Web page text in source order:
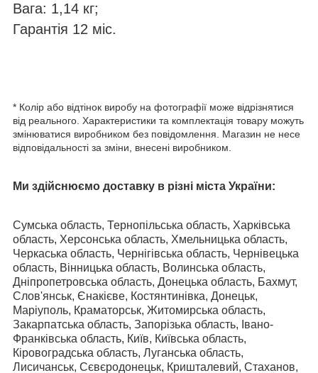
Вага: 1,14 кг;
Гарантія 12 міс.
* Колір або відтінок виробу на фотографії може відрізнятися
від реального. Характеристики та комплектація товару можуть
змінюватися виробником без повідомлення. Магазин не несе
відповідальності за зміни, внесені виробником.
Ми здійснюємо доставку в різні міста України:
Сумська область, Тернопільська область, Харківська
область, Херсонська область, Хмельницька область,
Черкаська область, Чернігівська область, Чернівецька
область, Вінницька область, Волинська область,
Дніпропетровська область, Донецька область, Бахмут,
Слов'янськ, Єнакієве, Костянтинівка, Донецьк,
Маріуполь, Краматорськ, Житомирська область,
Закарпатська область, Запорізька область, Івано-
Франківська область, Київ, Київська область,
Кіровоградська область, Луганська область,
Лисичанськ, Сєвєродонецьк, Кришталевий, Стаханов,